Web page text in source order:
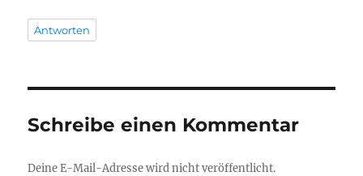
Antworten
Schreibe einen Kommentar
Deine E-Mail-Adresse wird nicht veröffentlicht.